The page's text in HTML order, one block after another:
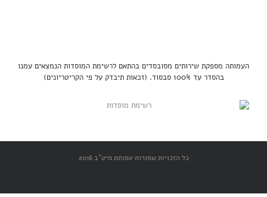
העמותה מספקת שירותים מסובסדים בהתאם לרשימת המוסדות הנמצאים עמנו
בהסדר עד 100% סבסוד. (זכאות תיבדק על פי הקריטריונים)
כל הזכויות שמורות עמותת מיט"ב 2016